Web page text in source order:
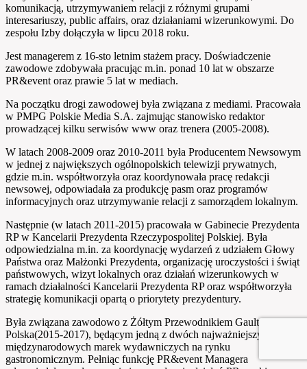
komunikacją, utrzymywaniem relacji z różnymi grupami
interesariuszy, public affairs, oraz działaniami wizerunkowymi. Do
zespołu Izby dołączyła w lipcu 2018 roku.
Jest managerem z 16-sto letnim stażem pracy. Doświadczenie
zawodowe zdobywała pracując m.in. ponad 10 lat w obszarze
PR&event oraz prawie 5 lat w mediach.
Na początku drogi zawodowej była związana z mediami. Pracowała
w PMPG Polskie Media S.A. zajmując stanowisko redaktor
prowadzącej kilku serwisów www oraz trenera (2005-2008).
W latach 2008-2009 oraz 2010-2011 była Producentem Newsowym
w jednej z największych ogólnopolskich telewizji prywatnych,
gdzie m.in. współtworzyła oraz koordynowała pracę redakcji
newsowej, odpowiadała za produkcję pasm oraz programów
informacyjnych oraz utrzymywanie relacji z samorządem lokalnym.
Następnie (w latach 2011-2015) pracowała w Gabinecie Prezydenta
RP w Kancelarii Prezydenta Rzeczypospolitej Polskiej. Była
odpowiedzialna m.in. za koordynację wydarzeń z udziałem Głowy
Państwa oraz Małżonki Prezydenta, organizację uroczystości i świąt
państwowych, wizyt lokalnych oraz działań wizerunkowych w
ramach działalności Kancelarii Prezydenta RP oraz współtworzyła
strategię komunikacji opartą o priorytety prezydentury.
Była związana zawodowo z Żółtym Przewodnikiem Gault&Millau
Polska(2015-2017), będącym jedną z dwóch najważniejszych
międzynarodowych marek wydawniczych na rynku
gastronomicznym. Pełniąc funkcję PR&event Managera